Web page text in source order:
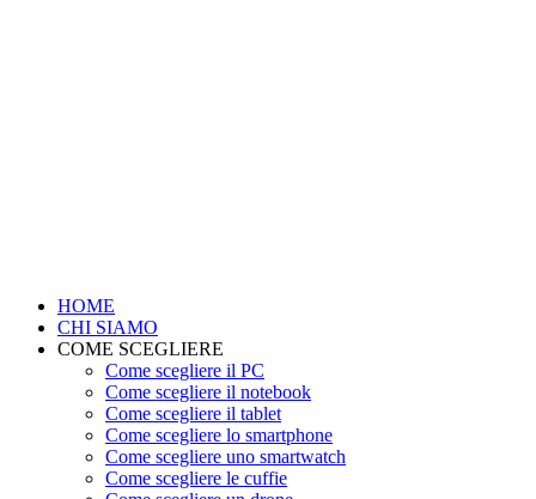
HOME
CHI SIAMO
COME SCEGLIERE
Come scegliere il PC
Come scegliere il notebook
Come scegliere il tablet
Come scegliere lo smartphone
Come scegliere uno smartwatch
Come scegliere le cuffie